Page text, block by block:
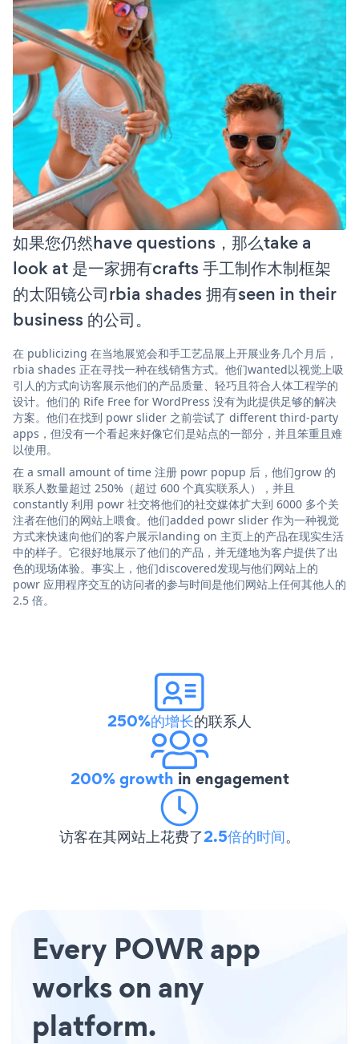
如果您仍然have questions，那么take a
look at 是一家拥有crafts 手工制作木制框架
的太阳镜公司rbia shades 拥有seen in their
business 的公司。
在 publicizing 在当地展览会和手工艺品展上开展业务几个月后，
rbia shades 正在寻找一种在线销售方式。他们wanted以视觉上吸
引人的方式向访客展示他们的产品质量、轻巧且符合人体工程学的
设计。他们的 Rife Free for WordPress 没有为此提供足够的解决
方案。他们在找到 powr slider 之前尝试了 different third-party
apps，但没有一个看起来好像它们是站点的一部分，并且笨重且难
以使用。
在 a small amount of time 注册 powr popup 后，他们grow 的
联系人数量超过 250%（超过 600 个真实联系人），并且
constantly 利用 powr 社交将他们的社交媒体扩大到 6000 多个关
注者在他们的网站上喂食。他们added powr slider 作为一种视觉
方式来快速向他们的客户展示landing on 主页上的产品在现实生活
中的样子。它很好地展示了他们的产品，并无缝地为客户提供了出
色的现场体验。事实上，他们discovered发现与他们网站上的
powr 应用程序交互的访问者的参与时间是他们网站上任何其他人的
2.5 倍。
250%的增长的联系人
200% growth in engagement
访客在其网站上花费了2.5倍的时间。
Every POWR app
works on any
platform.